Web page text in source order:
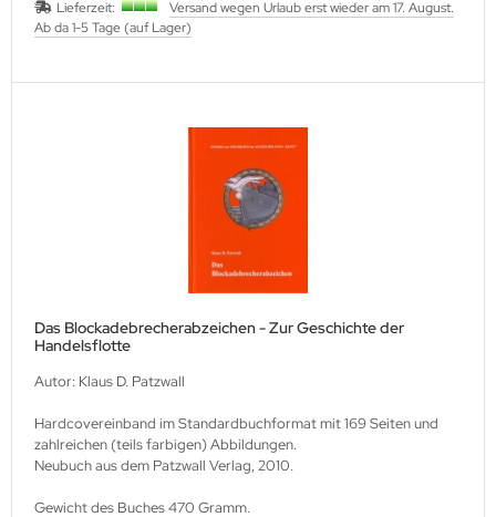
Lieferzeit:
Versand wegen Urlaub erst wieder am 17. August.
Ab da 1-5 Tage (auf Lager)
Das Blockadebrecherabzeichen - Zur Geschichte der
Handelsflotte
Autor: Klaus D. Patzwall
Hardcovereinband im Standardbuchformat mit 169 Seiten und
zahlreichen (teils farbigen) Abbildungen.
Neubuch aus dem Patzwall Verlag, 2010.
Gewicht des Buches 470 Gramm.